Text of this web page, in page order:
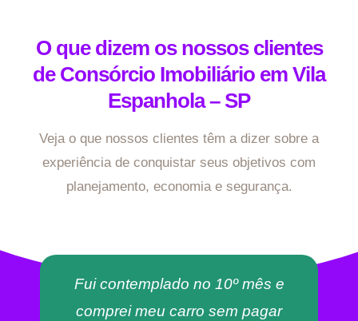
O que dizem os nossos clientes
de Consórcio Imobiliário em Vila
Espanhola – SP
Veja o que nossos clientes têm a dizer sobre a
experiência de conquistar seus objetivos com
planejamento, economia e segurança.
Fui contemplado no 10º mês e
comprei meu carro sem pagar